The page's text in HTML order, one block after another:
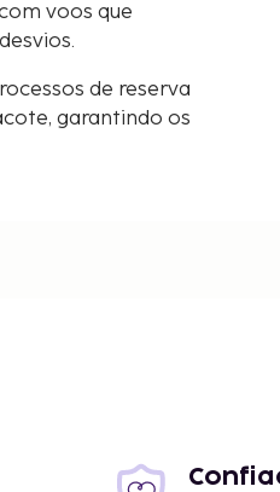
voos que
de reserva
garantindo os